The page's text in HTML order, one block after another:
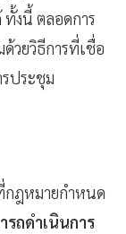
งนี้ ตลอดการ
วยวิธีการที่เชื่อ
ประชุม
ฎหมายกำหนด
ถดำเนินการ